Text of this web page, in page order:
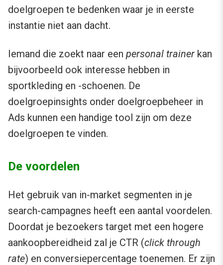
doelgroepen te bedenken waar je in eerste
instantie niet aan dacht.
Iemand die zoekt naar een personal trainer kan
bijvoorbeeld ook interesse hebben in
sportkleding en -schoenen. De
doelgroepinsights onder doelgroepbeheer in
Ads kunnen een handige tool zijn om deze
doelgroepen te vinden.
De voordelen
Het gebruik van in-market segmenten in je
search-campagnes heeft een aantal voordelen.
Doordat je bezoekers target met een hogere
aankoopbereidheid zal je CTR (click through
rate) en conversiepercentage toenemen. Er zijn